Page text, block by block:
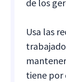
de los
Usa las
tiene por